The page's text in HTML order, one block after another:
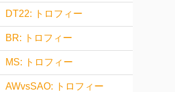
DT22: トロフィー
BR: トロフィー
MS: トロフィー
AWvsSAO: トロフィー